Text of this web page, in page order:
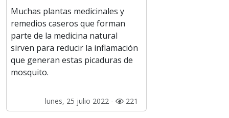
Muchas plantas medicinales y
remedios caseros que forman
parte de la medicina natural
sirven para reducir la inflamación
que generan estas picaduras de
mosquito.
lunes, 25 julio 2022 - 221